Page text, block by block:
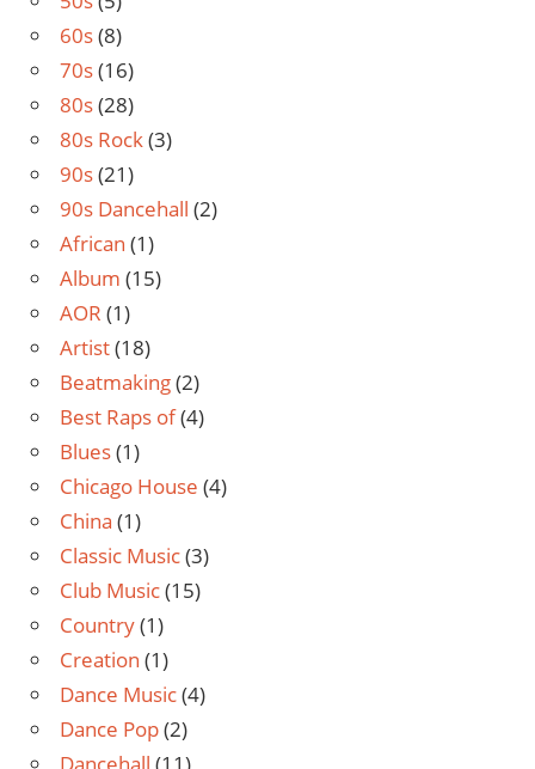
60s(8)
70s(16)
80s(28)
80s Rock(3)
90s(21)
90s Dancehall (2)
African (1)
Album (15)
AOR (1)
Artist(18)
Beatmaking(2)
Best Raps of(4)
Blues(1)
Chicago House (4)
China (1)
Classic Music(3)
Club Music(15)
Country(1)
Creation (1)
Dance Music(4)
Dance Pop(2)
Dancehall (11)